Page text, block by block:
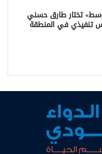
تختار طارق حسني
100 رئيس تنفيذي في المنطقة